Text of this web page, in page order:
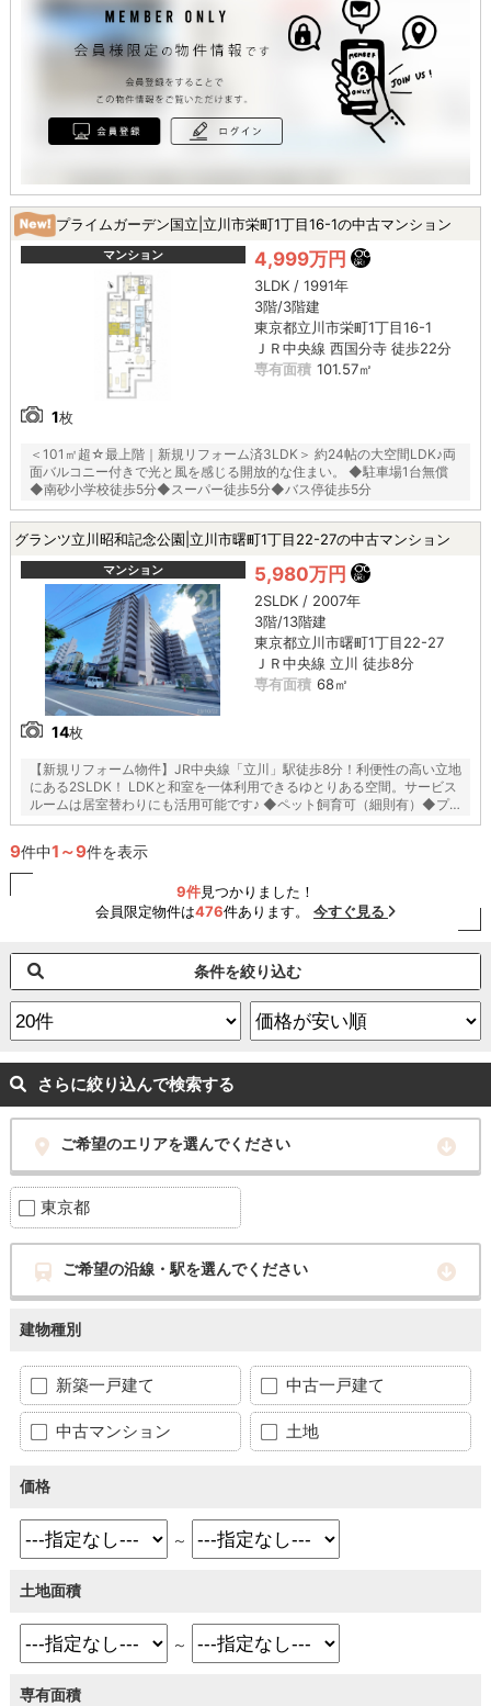
プライムガーデン国立|立川市栄町1丁目16-1の中古マンション
マンション
1枚
4,999万円
3LDK / 1991年
3階/3階建
東京都立川市栄町1丁目16-1
ＪＲ中央線 西国分寺 徒歩22分
専有面積 101.57㎡
＜101㎡超☆最上階｜新規リフォーム済3LDK＞ 約24帖の大空間LDK♪両
面バルコニー付きで光と風を感じる開放的な住まい。 ◆駐車場1台無償
◆南砂小学校徒歩5分◆スーパー徒歩5分◆バス停徒歩5分
グランツ立川昭和記念公園|立川市曙町1丁目22-27の中古マンション
マンション
14枚
5,980万円
2SLDK / 2007年
3階/13階建
東京都立川市曙町1丁目22-27
ＪＲ中央線 立川 徒歩8分
専有面積 68㎡
【新規リフォーム物件】JR中央線「立川」駅徒歩8分！利便性の高い立地
にある2SLDK！ LDKと和室を一体利用できるゆとりある空間。サービス
ルームは居室替わりにも活用可能です♪ ◆ペット飼育可（細則有）◆プ
ライベートポーチ◆「昭和記念公園」徒歩6分◆
9件中1～9件を表示
9件見つかりました！
会員限定物件は476件あります。 今すぐ見る
条件を絞り込む
さらに絞り込んで検索する
ご希望のエリアを選んでください
東京都
ご希望の沿線・駅を選んでください
建物種別
新築一戸建て 中古一戸建て
中古マンション 土地
価格
～
土地面積
～
専有面積